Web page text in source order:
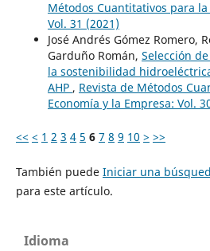
Métodos Cuantitativos para
Vol. 31 (2021)
José Andrés Gómez Romero,
Garduño Román, Selección
la sostenibilidad
AHP , Revista de Métodos
Economía y la Empresa: Vol.
<< < 1 2 3 4 5 6 7 8 9 10 > >>
También puede Iniciar una
para este artículo.
Idioma